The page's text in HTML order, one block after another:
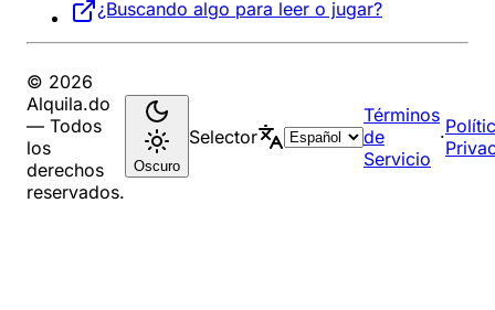
¿Buscando algo para leer o jugar?
© 2026
Alquila.do
— Todos
los
derechos
reservados.
Oscuro
Selector
Términos
de
Servicio
·